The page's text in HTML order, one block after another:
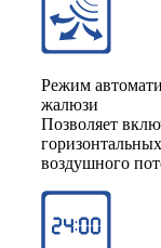
Режим
жалюзи
Позволяет
воздушного